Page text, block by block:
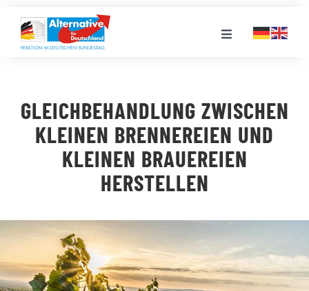
Inhalt
springen
Toggle
LANDESGRUPPEN
VERANSTALTUNGEN
STELLENPORTAL
GLEICHBEHANDLUNG ZWISCHEN
KLEINEN BRENNEREIEN UND
KLEINEN BRAUEREIEN
HERSTELLEN